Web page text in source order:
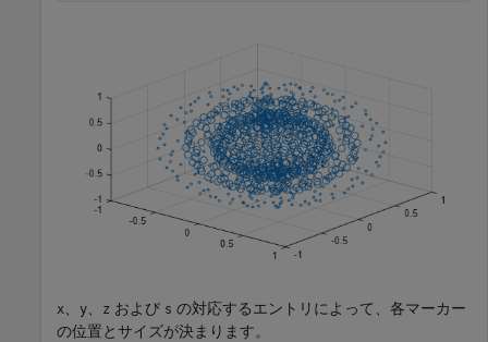
x y z および s の対応するエントリによって、各マーカー
の位置とサイズが決まります。